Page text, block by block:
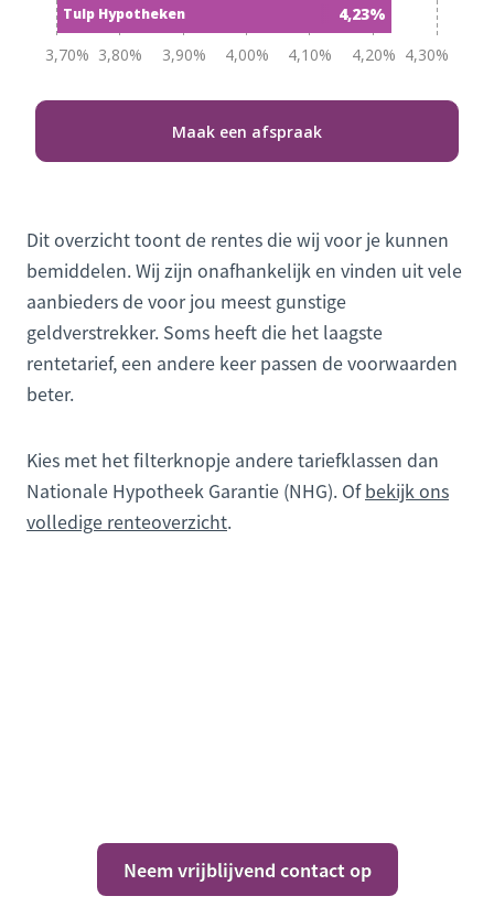
Dit overzicht toont de rentes die wij voor je kunnen
bemiddelen. Wij zijn onafhankelijk en vinden uit vele
aanbieders de voor jou meest gunstige
geldverstrekker. Soms heeft die het laagste
rentetarief, een andere keer passen de voorwaarden
beter.
Kies met het filterknopje andere tariefklassen dan
Nationale Hypotheek Garantie (NHG). Ofbekijk ons
volledige renteoverzicht.
Neem vrijblijvend contact op